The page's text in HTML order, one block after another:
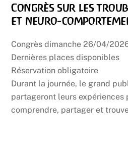
Congrès sur les
et neuro-
Congrès dimanche 26/04/
Dernières places disponibles
Réservation obligatoire
Durant la journée, le grand
partageront leurs expériences
comprendre, partager et